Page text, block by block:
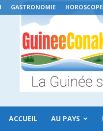
GASTRONOMIE HOROSCOPE
ACCUEIL AU PAYS